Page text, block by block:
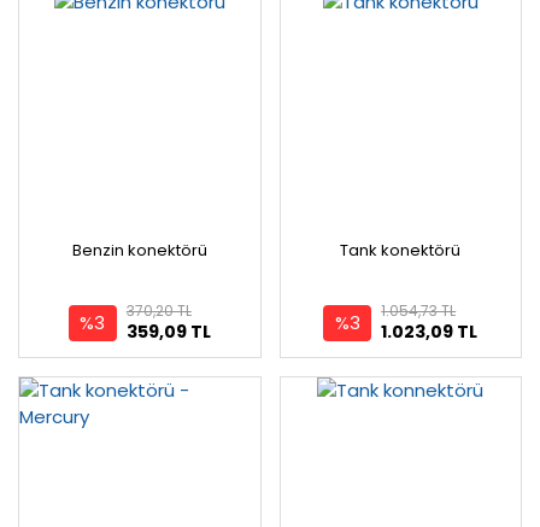
Benzin konektörü
%3 359,09 TL
370,20 TL
Tank konektörü
%3 1.023,09 TL
1.054,73 TL